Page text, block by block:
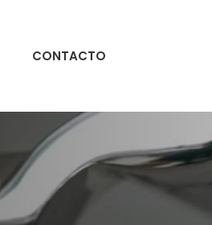
CONTACTO